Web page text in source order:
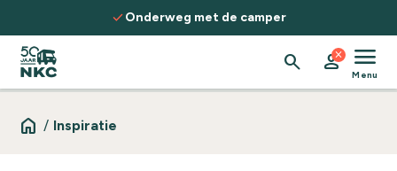
Spring naar de inhoud
met de camper check
search person
close menu
Menu
home / Inspiratie